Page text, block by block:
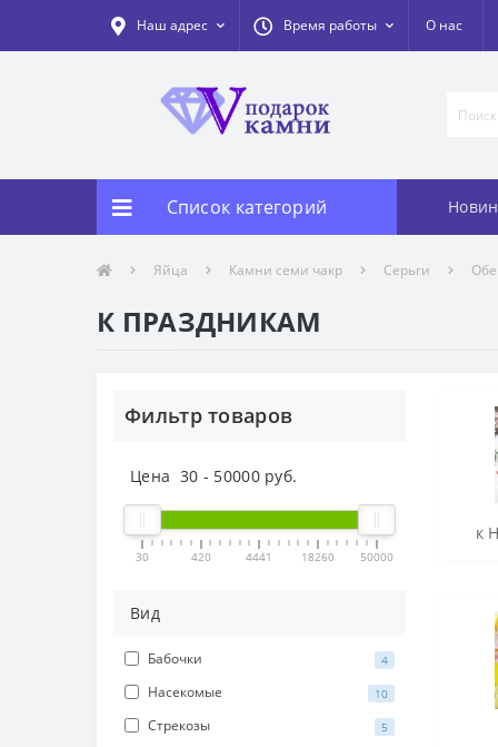
Наш адрес Время работы О нас
Список категорий
Яйца Камни семи чакр Серьги
К ПРАЗДНИКАМ
Фильтр товаров
Цена 30 - 50000руб.
30 420 4441 18260 50000
Вид
Бабочки 4
Насекомые 10
Стрекозы 5
к